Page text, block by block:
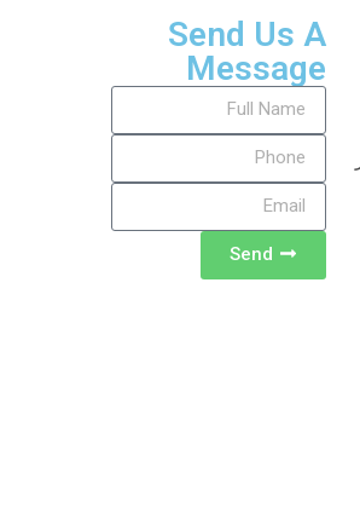
Send Us A
Message
Send